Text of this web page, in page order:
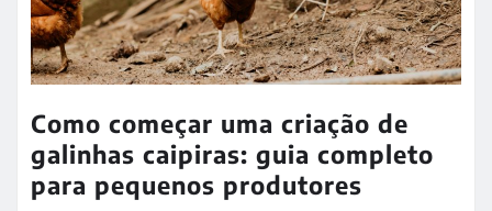
Como começar uma criação de
galinhas caipiras: guia completo
para pequenos produtores